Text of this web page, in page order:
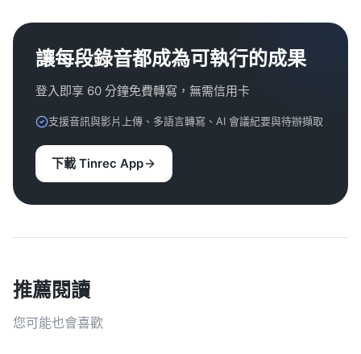
讓每段錄音都成為可執行的成果
登入即享 60 分鐘免費轉寫，無需信用卡
支援音訊與影片上傳、多語言轉寫、AI 會議紀要與待辦擷取
下載 Tinrec App
推薦閱讀
您可能也會喜歡